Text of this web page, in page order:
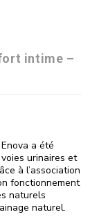
intime –
a été
urinaires et
à l’association
fonctionnement
naturels
naturel.